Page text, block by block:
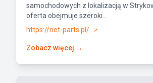
samochodowych z lokalizacją w
oferta obejmuje szeroki...
https://net-parts.pl/
↗
Zobacz więcej →